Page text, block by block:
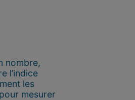
nombre,
l’indice
les
mesurer